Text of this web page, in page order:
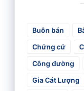
Buôn bán
Chứng cứ
Công đường
Gia Cát Lượng